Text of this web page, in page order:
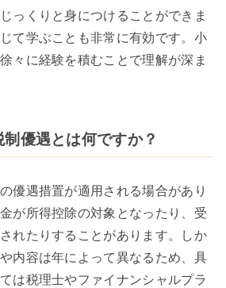
っくりと身につけることができま
て学ぶことも非常に有効です。小
々に経験を積むことで理解が深ま
優遇とは何ですか？
優遇措置が適用される場合があり
が所得控除の対象となったり、受
れたりすることがあります。しか
内容は年によって異なるため、具
は税理士やファイナンシャルプラ